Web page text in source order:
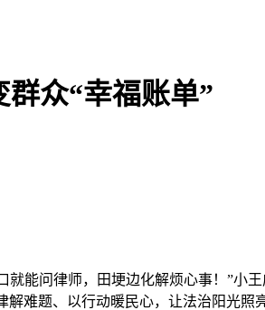
众“幸福账单”
能问律师，田埂边化解烦心事！”小
难题、以行动暖民心，让法治阳光照